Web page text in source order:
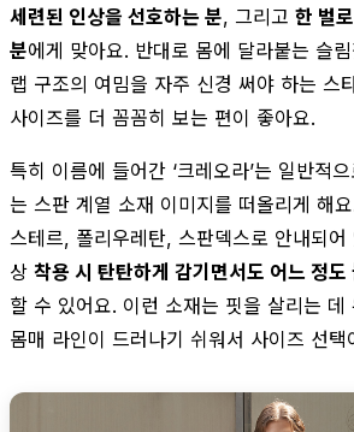
세련된 인상을 선호하는 분, 그리고 한 벌
분에게 맞아요. 반대로 몸에 달라붙는 슬
랩 구조의 여밈을 자주 신경 써야 하는 스
사이즈를 더 꼼꼼히 보는 편이 좋아요.
특히 이름에 들어간 ‘크레오라’는 일반적
는 스판 계열 소재 이미지를 떠올리게 해
스테르, 폴리우레탄, 스판덱스로 안내되어
상 착용 시 탄탄하게 감기면서도 어느 정도
할 수 있어요. 이런 소재는 핏을 살리는 데
몸매 라인이 드러나기 쉬워서 사이즈 선택